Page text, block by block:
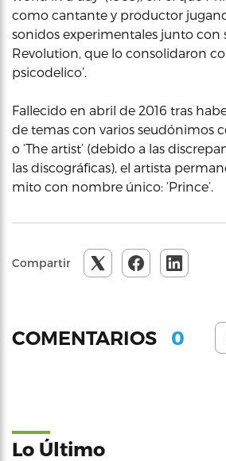
como cantante y productor
sonidos experimentales junto con
Revolution, que lo consolidaron
psicodelico’.
Fallecido en abril de 2016 tras
de temas con varios seudónimos
o ‘The artist’ (debido a las
las discográficas), el artista
mito con nombre único: ‘Prince’.
Compartir
COMENTARIOS 0
Lo Último